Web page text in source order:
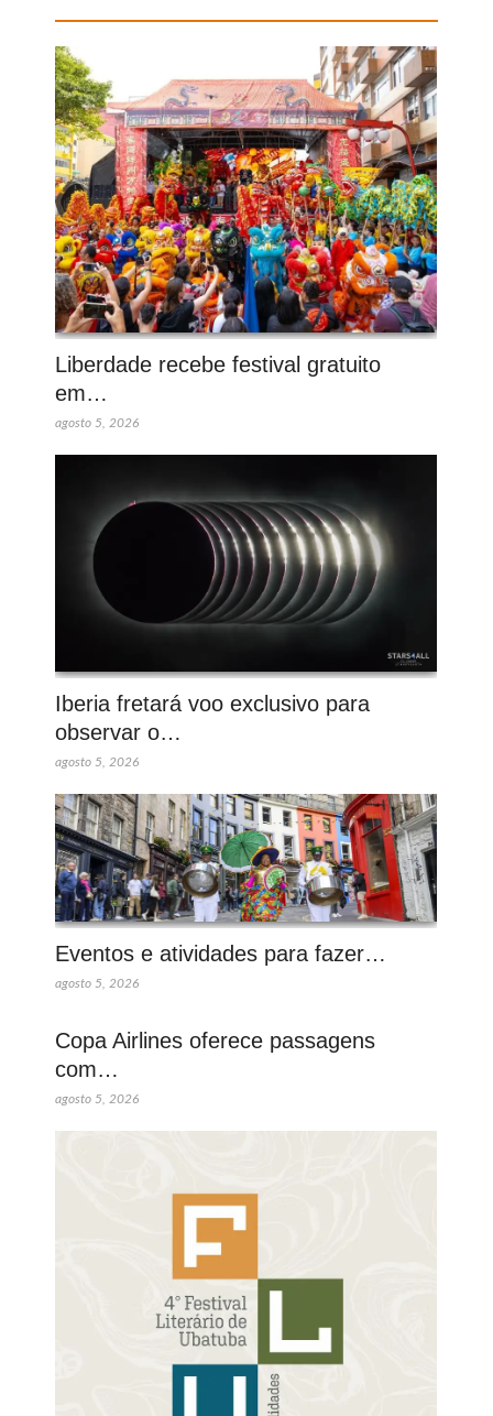
Liberdade recebe festival gratuito
em…
agosto 5, 2026
Iberia fretará voo exclusivo para
observar o…
agosto 5, 2026
Eventos e atividades para fazer…
agosto 5, 2026
Copa Airlines oferece passagens
com…
agosto 5, 2026